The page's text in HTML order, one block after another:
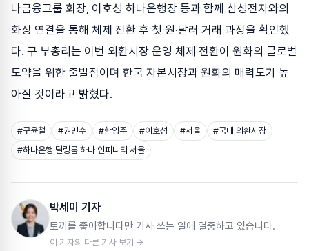
나금융그룹 회장, 이호성 하나은행장 등과 함께 삼성전자와의
화상 연결을 통해 체제 전환 후 첫 원·달러 거래 과정을 확인했
다. 구 부총리는 이번 외환시장 운영 체제 전환이 원화의 글로벌
도약을 위한 출발점이며 한국 자본시장과 원화의 매력도가 높
아질 것이라고 밝혔다.
#구윤철 #권민수 #함영주 #이호성 #서울 #국내 외환시장
#하나은행 딜링룸 하나 인피니티 서울
박세미 기자
토끼를 좋아합니다만 기사 쓰는 일에 열중하고 있습니다.
이 기자의 다른 기사 보기 →